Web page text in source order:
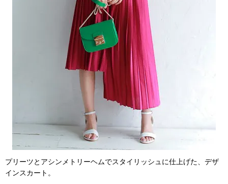
プリーツとアシンメトリーヘムでスタイリッシュに仕上げた、デザ
インスカート。